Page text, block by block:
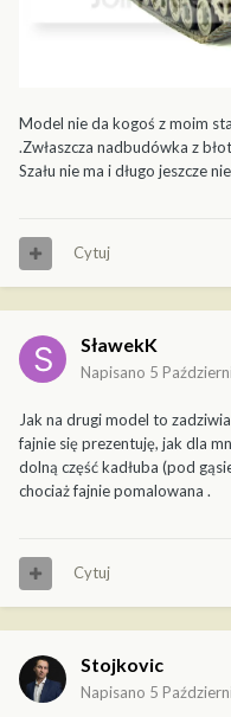
Model nie da kogoś z moim
.Zwłaszcza nadbudówka z
Szału nie ma i długo jeszcze
Cytuj
SławekK
Napisano 5
Jak na drugi model to
fajnie się prezentuję, jak dla
dolną część kadłuba (pod
chociaż fajnie pomalowana .
Cytuj
Stojkovic
Napisano 5